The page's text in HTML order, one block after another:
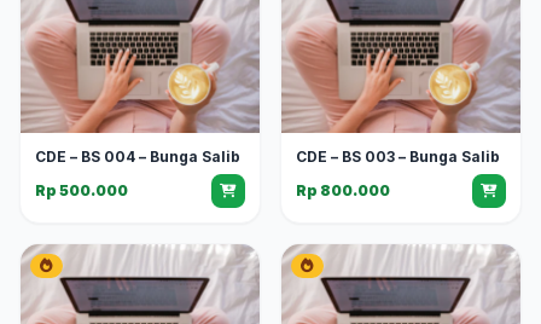
CDE – BS 004 – Bunga Salib
Rp 500.000
CDE – BS 003 – Bunga Salib
Rp 800.000